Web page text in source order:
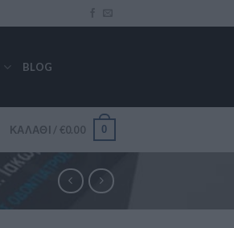
BLOG
ΚΑΛΆΘΙ / €0.00 0